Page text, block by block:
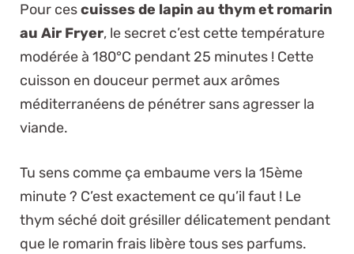
Pour cescuisses de lapin au thym et romarin
au Air Fryer, le secret c’est cette température
modérée à 180°C pendant 25 minutes ! Cette
cuisson en douceur permet aux arômes
méditerranéens de pénétrer sans agresser la
viande.
Tu sens comme ça embaume vers la 15ème
minute ? C’est exactement ce qu’il faut ! Le
thym séché doit grésiller délicatement pendant
que le romarin frais libère tous ses parfums.